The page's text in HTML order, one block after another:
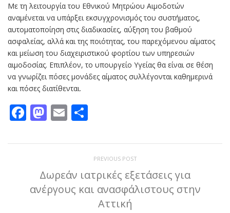
Με τη λειτουργία του Εθνικού Μητρώου Αιμοδοτών
αναμένεται να υπάρξει εκσυγχρονισμός του συστήματος,
αυτοματοποίηση στις διαδικασίες, αύξηση του βαθμού
ασφαλείας, αλλά και της ποιότητας, του παρεχόμενου αίματος
και μείωση του διαχειριστικού φορτίου των υπηρεσιών
αιμοδοσίας. Επιπλέον, το υπουργείο Υγείας θα είναι σε θέση
να γνωρίζει πόσες μονάδες αίματος συλλέγονται καθημερινά
και πόσες διατίθενται.
Facebook
Mastodon
Email
PREVIOUS POST
Δωρεάν ιατρικές εξετάσεις για
ανέργους και ανασφάλιστους στην
Αττική